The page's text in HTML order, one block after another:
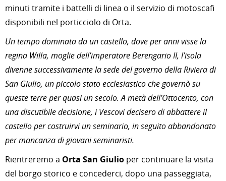
minuti tramite i battelli di linea o il servizio di motoscafi
disponibili nel porticciolo di Orta.
Un tempo dominata da un castello, dove per anni visse la
regina Willa, moglie dell’imperatore Berengario II, l’isola
divenne successivamente la sede del governo della Riviera di
San Giulio, un piccolo stato ecclesiastico che governò su
queste terre per quasi un secolo. A metà dell’Ottocento, con
una discutibile decisione, i Vescovi decisero di abbattere il
castello per costruirvi un seminario, in seguito abbandonato
per mancanza di giovani seminaristi.
Rientreremo a Orta San Giulio per continuare la visita
del borgo storico e concederci, dopo una passeggiata,